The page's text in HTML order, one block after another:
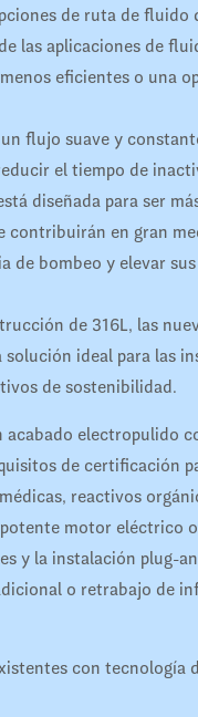
de ruta de fluido
las aplicaciones de
eficientes o una
flujo suave y
el tiempo de
diseñada para ser
contribuirán en gran
de bombeo y elevar
de 316L, las
solución ideal para las
de sostenibilidad.
electropulido
de certificación
reactivos
motor eléctrico
y la instalación plug-
o retrabajo de
con